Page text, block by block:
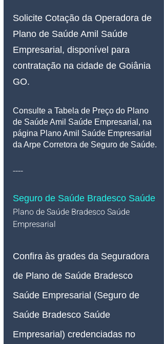
Solicite Cotação da Operadora de
Plano de Saúde Amil Saúde
Empresarial, disponível para
contratação na cidade de Goiânia
GO.
Consulte a Tabela de Preço do Plano
de Saúde Amil Saúde Empresarial, na
página Plano Amil Saúde Empresarial
da Arpe Corretora de Seguro de Saúde.
----
Seguro de Saúde Bradesco Saúde
Plano de Saúde Bradesco Saúde
Empresarial
Confira às grades da Seguradora
de Plano de Saúde Bradesco
Saúde Empresarial (Seguro de
Saúde Bradesco Saúde
Empresarial) credenciadas no